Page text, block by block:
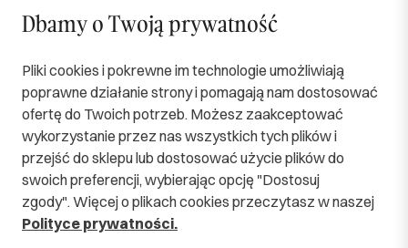
od PN do PT w godzinach od 8:00 do 16:00.
sklep@softimi.pl +48 570 571 060
OBSERWUJ NAS
SPRAWDZENI KURIERZY
BEZPIECZNE PŁATNOŚCI
Dbamy o Twoją prywatność
Pliki cookies i pokrewne im technologie umożliwiają
poprawne działanie strony i pomagają nam dostosować
ofertę do Twoich potrzeb. Możesz zaakceptować
wykorzystanie przez nas wszystkich tych plików i
przejść do sklepu lub dostosować użycie plików do
swoich preferencji, wybierając opcję "Dostosuj
zgody". Więcej o plikach cookies przeczytasz w naszej
Polityce prywatności.